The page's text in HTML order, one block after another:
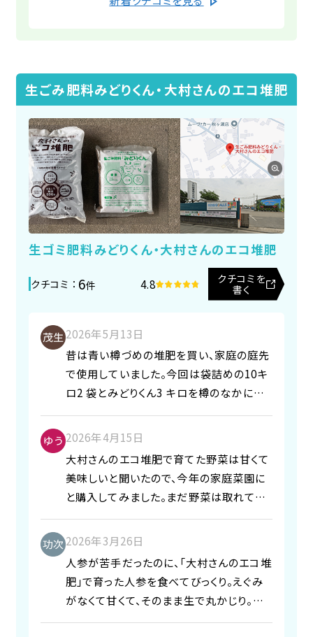
have changed much since my last
the heat, the employees were
working briskly. They greeted me
very politely, and it was clear they
took pride in their work. When I
commented to a female employee,
"It must be tough in this heat," she
replied, "We've been holding
several heatstroke prevention
seminars recently, so we're being
careful." There were many female
employees, and they seemed
energetic and happy. It was a very
している皆さんとの交流を企画し 情報交換
社員の皆さんのたくさんの心遣いで有意義
で楽しい会でした。あありがとうございまし
た。 (Translated by Google) I
attended the Compost Information
Exchange Meeting & Thanksgiving
Festival. I had previously tried
composting with another
company's product, but I
encountered various problems and
gave up. That's when I came across
great opportunity to connect with
composting challenge, exchange
information, and receive many
helpful hints from the
experimental results of President
composting happily from now on.
Thanks to the thoughtful
consideration of all the employees,
it was a meaningful and enjoyable
event. Thank you very much.
生ごみ肥料みどりくん・大村さんのエコ堆肥
生ゴミ肥料みどりくん・大村さんのエコ堆肥
クチコミ ： 6件 4.8
クチコミを
書く
2026年5月13日
昔は青い樽づめの堆肥を買い、家庭の庭先
で使用していました。今回は袋詰めの10キ
ロ2 袋とみどりくん3 キロを樽のなかに混
思います。 (Translated by Google) In
the past, I used to buy blue barrel-
packed compost and use it in my
backyard. This time, I'll mix two
10kg bags of compost with 3kg of
Midori-kun compost in a barrel and
let it sit for about three weeks
before using it.
2026年4月15日
大村さんのエコ堆肥で育てた野菜は甘くて
美味しいと聞いたので、今年の家庭菜園に
と購入してみました。まだ野菜は取れてい
ませんが、来年に比べて根付きが良い様な
気がしております。今年の野菜に期待大で
す！ (Translated by Google) I heard
that vegetables grown with Mr.
Omura's eco-friendly compost are
sweet and delicious, so I bought
some for my home garden this year.
2026年3月26日
人参が苦手だったのに、「大村さんのエコ堆
肥」で育った人参を食べてびっくり。えぐみ
がなくて甘くて、そのまま生で丸かじり。今
ではすっかり人参好きです。 (Translated